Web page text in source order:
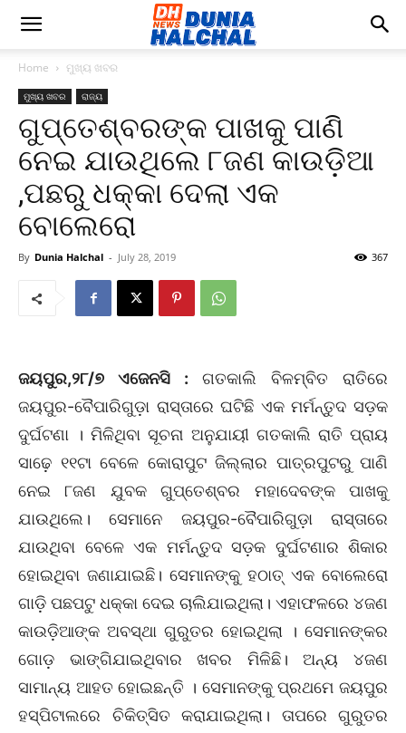
Home ମୁଖ୍ୟ ଖବର
ମୁଖ୍ୟ ଖବର ରାଜ୍ୟ
ଗୁପ୍ତେଶ୍ବରଙ୍କ ପାଖକୁ ପାଣି
ନେଇ ଯାଉଥିଲେ ୮ଜଣ କାଉଡ଼ିଆ
,ପଛରୁ ଧକ୍କା ଦେଲା ଏକ
ବୋଲେରୋ
By Dunia Halchal - July 28, 2019 367
ଜୟପୁର,୨୮/୭ ଏଜେନସି : ଗତକାଲି ବିଳମ୍ବିତ ରାତିରେ
ଜୟପୁର-ବୈପାରିଗୁଡ଼ା ରାସ୍ତାରେ ଘଟିଛି ଏକ ମର୍ମନ୍ତୁଦ ସଡ଼କ
ଦୁର୍ଘଟଣା । ମିଳିଥିବା ସୂଚନା ଅନୁଯାୟୀ ଗତକାଲି ରାତି ପ୍ରାୟ
ସାଢ଼େ ୧୧ଟା ବେଳେ କୋରାପୁଟ ଜିଲ୍ଲାର ପାତ୍ରପୁଟରୁ ପାଣି
ନେଇ ୮ଜଣ ଯୁବକ ଗୁପ୍ତେଶ୍ବର ମହାଦେବଙ୍କ ପାଖକୁ
ଯାଉଥିଲେ। ସେମାନେ ଜୟପୁର-ବୈପାରିଗୁଡ଼ା ରାସ୍ତାରେ
ଯାଉଥିବା ବେଳେ ଏକ ମର୍ମନ୍ତୁଦ ସଡ଼କ ଦୁର୍ଘଟଣାର ଶିକାର
ହୋଇଥିବା ଜଣାଯାଇଛି। ସେମାନଙ୍କୁ ହଠାତ୍ ଏକ ବୋଲେରୋ
ଗାଡ଼ି ପଛପଟୁ ଧକ୍କା ଦେଇ ଚାଲିଯାଇଥିଲା। ଏହାଫଳରେ ୪ଜଣ
କାଉଡ଼ିଆଙ୍କ ଅବସ୍ଥା ଗୁରୁତର ହୋଇଥିଲା । ସେମାନଙ୍କର
ଗୋଡ଼ ଭାଙ୍ଗିଯାଇଥିବାର ଖବର ମିଳିଛି। ଅନ୍ୟ ୪ଜଣ
ସାମାନ୍ୟ ଆହତ ହୋଇଛନ୍ତି । ସେମାନଙ୍କୁ ପ୍ରଥମେ ଜୟପୁର
ହସ୍ପିଟାଲରେ ଚିକିତ୍ସିତ କରାଯାଇଥିଲା। ତାପରେ ଗୁରୁତର